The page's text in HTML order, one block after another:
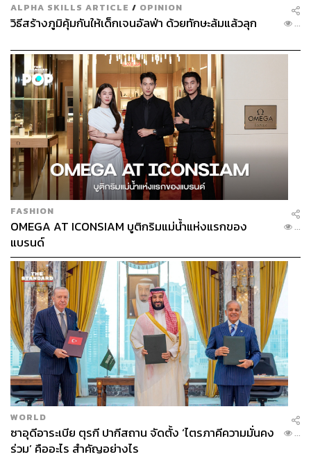
ALPHA SKILLS ARTICLE / OPINION
วิธีสร้างภูมิคุ้มกันให้เด็กเจนอัลฟ่า ด้วยทักษะล้มแล้วลุก ...
FASHION
OMEGA AT ICONSIAM บูติกริมแม่น้ำแห่งแรกของ
แบรนด์
...
WORLD
ซาอุดีอาระเบีย ตุรกี ปากีสถาน จัดตั้ง ‘ไตรภาคีความมั่นคง
ร่วม’ คืออะไร สำคัญอย่างไร
...